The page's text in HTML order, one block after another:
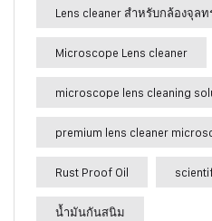
Lens cleaner สำหรับกล้องจุล
Microscope Lens cleaner
microscope lens cleaning
premium lens cleaner
Rust Proof Oil
น้ำมันกันสนิม